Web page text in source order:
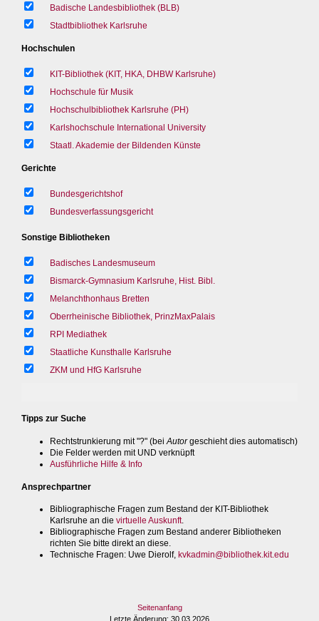
Badische Landesbibliothek (BLB)
Stadtbibliothek Karlsruhe
Hochschulen
KIT-Bibliothek (KIT, HKA, DHBW Karlsruhe)
Hochschule für Musik
Hochschulbibliothek Karlsruhe (PH)
Karlshochschule International University
Staatl. Akademie der Bildenden Künste
Gerichte
Bundesgerichtshof
Bundesverfassungsgericht
Sonstige Bibliotheken
Badisches Landesmuseum
Bismarck-Gymnasium Karlsruhe, Hist. Bibl.
Melanchthonhaus Bretten
Oberrheinische Bibliothek, PrinzMaxPalais
RPI Mediathek
Staatliche Kunsthalle Karlsruhe
ZKM und HfG Karlsruhe
Tipps zur Suche
Rechtstrunkierung mit "?" (bei Autorgeschieht dies automatisch)
Die Felder werden mit UND verknüpft
Ausführliche Hilfe & Info
Ansprechpartner
Bibliographische Fragen zum Bestand der KIT-Bibliothek
Karlsruhe an die virtuelle Auskunft.
Bibliographische Fragen zum Bestand anderer Bibliotheken
richten Sie bitte direkt an diese.
Technische Fragen: Uwe Dierolf, kvkadmin@bibliothek.kit.edu
Seitenanfang
Letzte Änderung: 30.03.2026